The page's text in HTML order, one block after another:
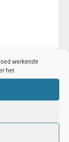
werkende
het
concert·
dubioza kolektiv